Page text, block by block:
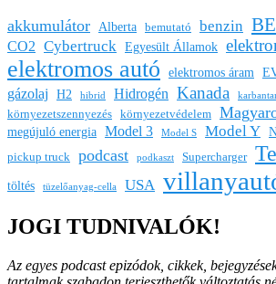
akkumulátor Alberta bemutató benzin
CO2 Cybertruck Egyesült Államok
elektromos autó elektromos áram
gázolaj H2 hibrid Hidrogén Kanada
környezetszennyezés környezetvédelem
megújuló energia Model 3 Model S Model Y
pickup truck podcast podkaszt Supercharger
töltés
tüzelőanyag-cella USA
JOGI TUDNIVALÓK!
Az egyes podcast epizódok, cikkek,